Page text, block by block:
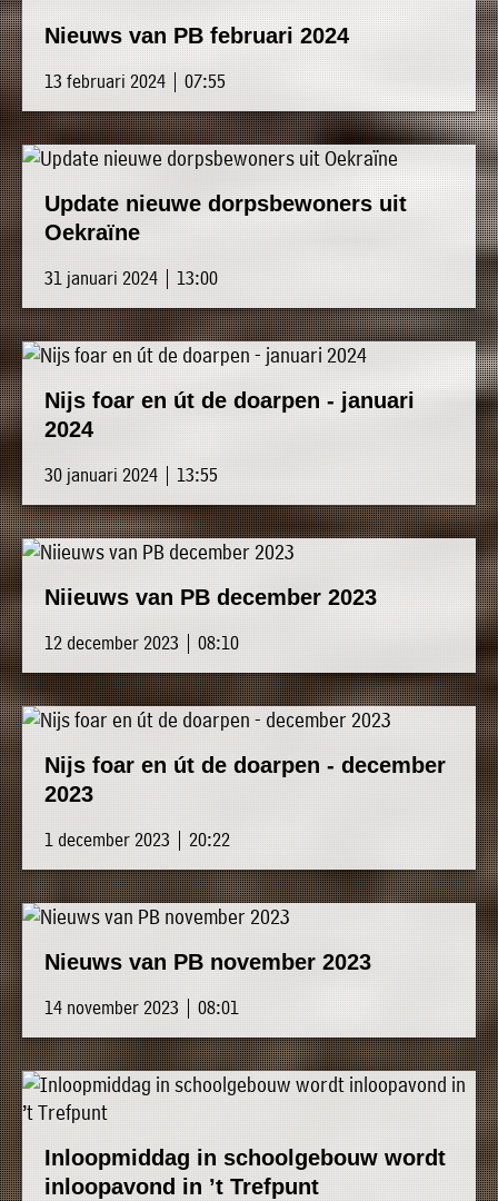
Nieuws van PB februari 2024
13 februari 2024 | 07:55
Update nieuwe dorpsbewoners uit
Oekraïne
31 januari 2024 | 13:00
Nijs foar en út de doarpen - januari
2024
30 januari 2024 | 13:55
Niieuws van PB december 2023
12 december 2023 | 08:10
Nijs foar en út de doarpen - december
2023
1 december 2023 | 20:22
Nieuws van PB november 2023
14 november 2023 | 08:01
Inloopmiddag in schoolgebouw wordt
inloopavond in ’t Trefpunt